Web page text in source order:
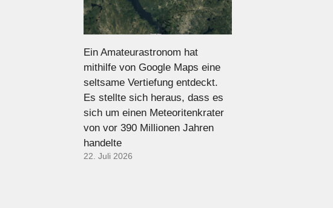
Ein Amateurastronom hat
mithilfe von Google Maps eine
seltsame Vertiefung entdeckt.
Es stellte sich heraus, dass es
sich um einen Meteoritenkrater
von vor 390 Millionen Jahren
handelte
22. Juli 2026